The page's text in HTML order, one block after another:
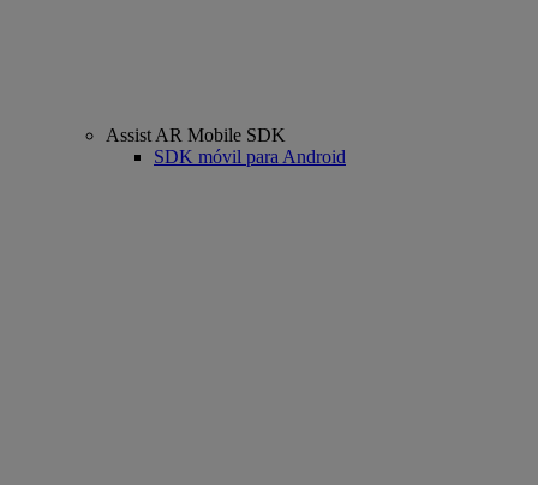
Assist AR Mobile SDK
SDK móvil para Android